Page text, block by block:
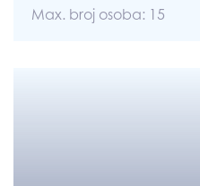
Max. broj osoba: 15